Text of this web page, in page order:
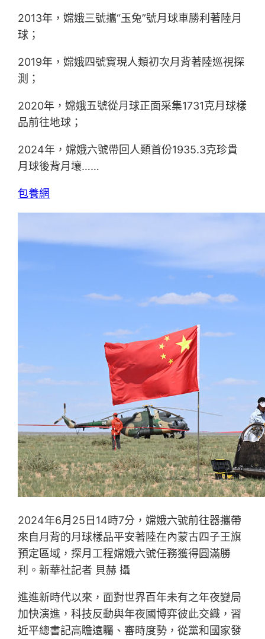
2013年，嫦娥三號攜“玉兔”號月球車勝利著陸月
球；
2019年，嫦娥四號實現人類初次月背著陸巡視探
測；
2020年，嫦娥五號從月球正面采集1731克月球樣
品前往地球；
2024年，嫦娥六號帶回人類首份1935.3克珍貴
月球後背月壤……
包養網
2024年6月25日14時7分，嫦娥六號前往器攜帶
來自月背的月球樣品平安著陸在內蒙古四子王旗
預定區域，探月工程嫦娥六號任務獲得圓滿勝
利。新華社記者 貝赫 攝
進進新時代以來，面對世界百年未有之年夜變局
加快演進，科技反動與年夜國博弈彼此交織，習
近平總書記高瞻遠矚、審時度勢，從黨和國家發